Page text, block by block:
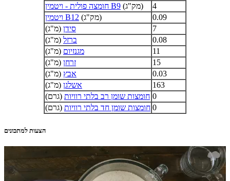
חומצה פולית - ויטמין B9
(מק"ג)
4
ויטמין B12
(מק"ג)
0.09
סידן (מ"ג)
7
ברזל (מ"ג)
0.08
מגנזיום (מ"ג)
11
זרחן (מ"ג)
15
אבץ (מ"ג)
0.03
אשלגן (מ"ג)
163
חומצות שומן רב בלתי רוויות (גרם)
0
חומצות שומן חד בלתי רוויות (גרם) 0
הצעות למתכונים